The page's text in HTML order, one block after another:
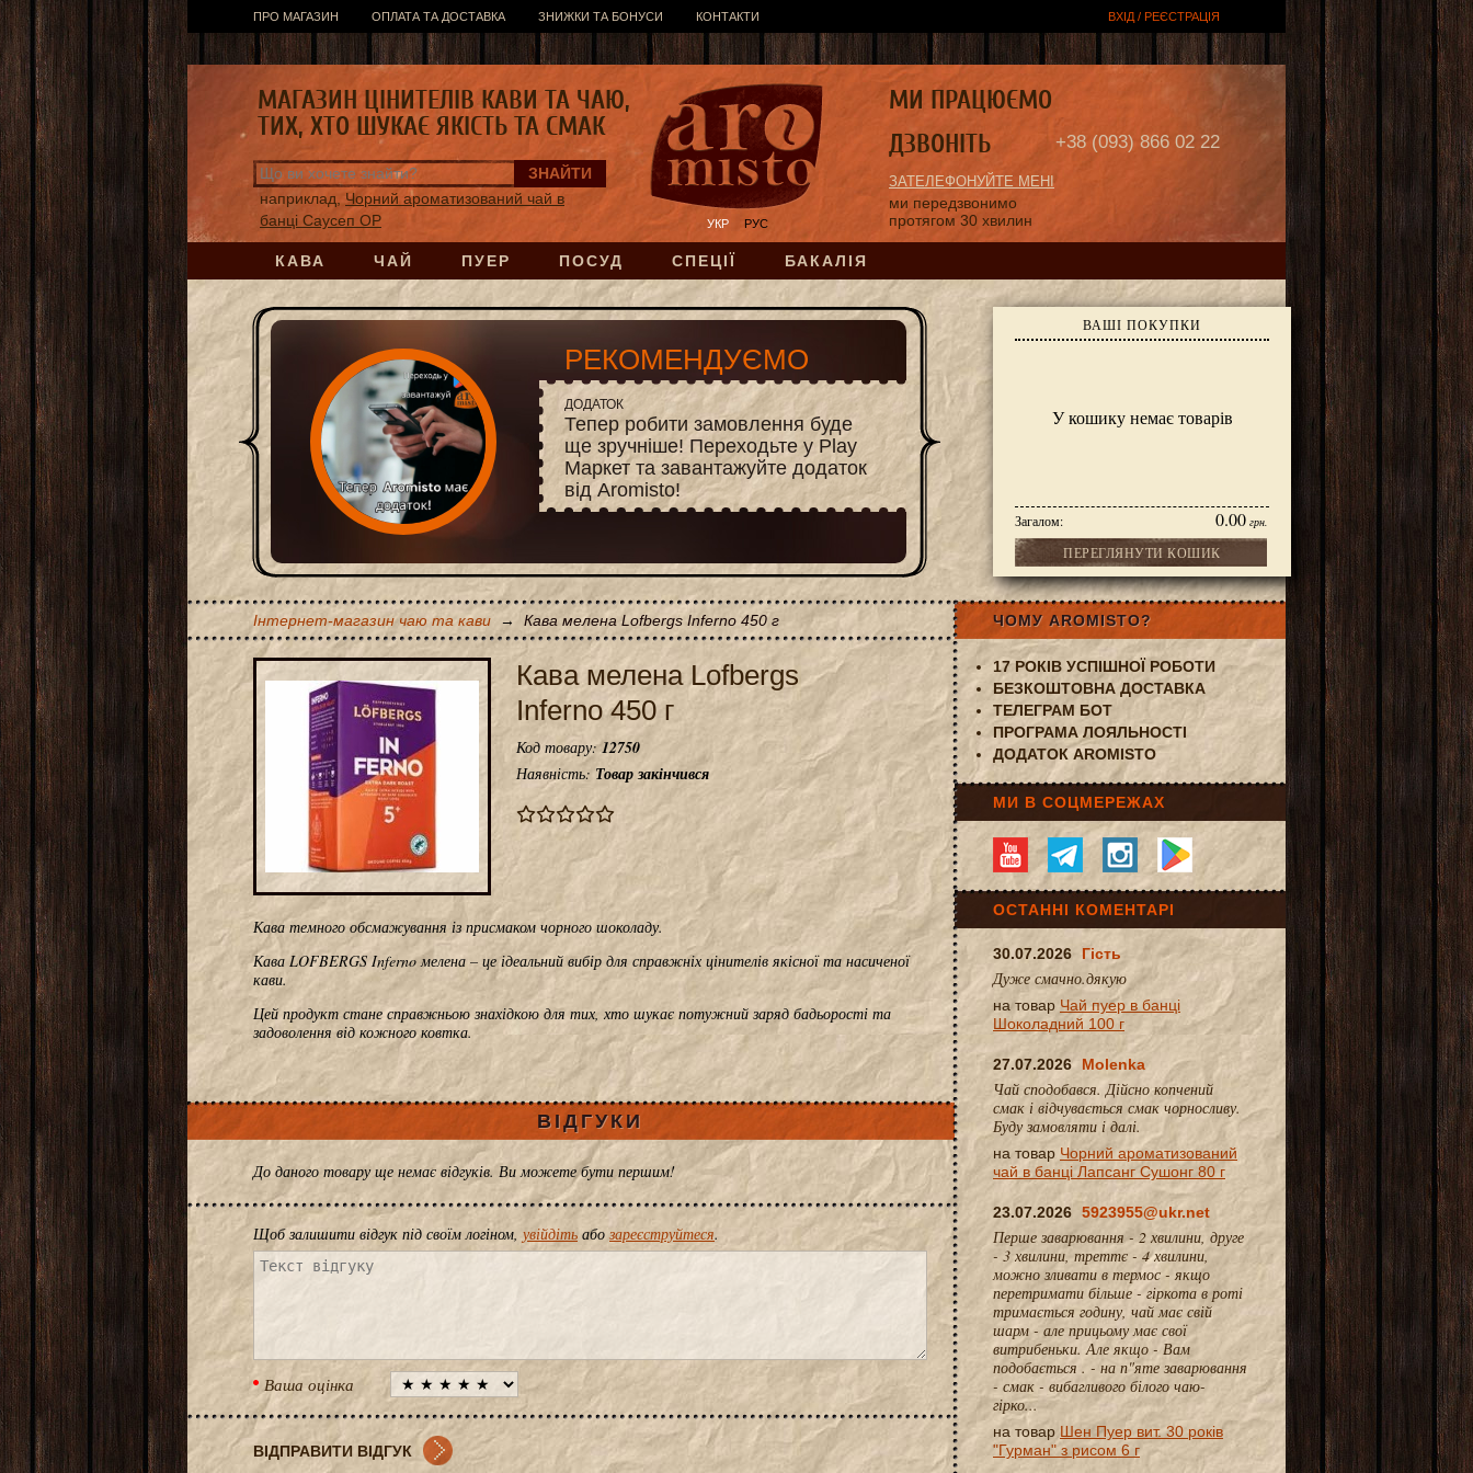
ПРО МАГАЗИН ОПЛАТА ТА ДОСТАВКА ЗНИЖКИ ТА БОНУСИ КОНТАКТИ ВХІД / РЕЄСТРАЦІЯ
КАВА ЧАЙ ПУЕР ПОСУД СПЕЦІЇ БАКАЛІЯ
УКР РУС
наприклад, Чорний ароматизований чай в
банці Саусеп ОР
ВАШІ ПОКУПКИ
У кошику немає товарів
Загалом: 0.00 грн.
ПЕРЕГЛЯНУТИ КОШИК
+38 (093) 866 02 22
ЗАТЕЛЕФОНУЙТЕ МЕНІ
ми передзвонимо
протягом 30 хвилин
МАГАЗИН ЦІНИТЕЛІВ КАВИ ТА ЧАЮ,
ТИХ, ХТО ШУКАЄ ЯКІСТЬ ТА СМАК
МИ ПРАЦЮЄМО
ДЗВОНІТЬ
РЕКОМЕНДУЄМО
ДОДАТОК
Тепер робити замовлення буде
ще зручніше! Переходьте у Play
Маркет та завантажуйте додаток
від Aromisto!
Інтернет-магазин чаю та кави → Кава мелена Lofbergs Inferno 450 г
Кава мелена Lofbergs
Inferno 450 г
Код товару:12750
Наявність: Товар закінчився
Кава темного обсмажування із присмаком чорного шоколаду.
Кава LOFBERGS Inferno мелена – це ідеальний вибір для справжніх цінителів якісної та насиченої
кави.
Цей продукт стане справжньою знахідкою для тих, хто шукає потужний заряд бадьорості та
задоволення від кожного ковтка.
ВІДГУКИ
До даного товару ще немає відгуків. Ви можете бути першим!
Щоб залишити відгук під своїм логіном, увійдіть абозареєструйтеся.
Ваша оцінка
ЧОМУ AROMISTO?
17 РОКІВ УСПІШНОЇ РОБОТИ
БЕЗКОШТОВНА ДОСТАВКА
ТЕЛЕГРАМ БОТ
ПРОГРАМА ЛОЯЛЬНОСТІ
ДОДАТОК AROMISTO
МИ В СОЦМЕРЕЖАХ
ОСТАННІ КОМЕНТАРІ
30.07.2026 Гість
Дуже смачно.дякую
на товар Чай пуер в банці
Шоколадний 100 г
27.07.2026 Molenka
Чай сподобався. Дійсно копчений
смак і відчувається смак чорносливу.
Буду замовляти і далі.
на товар Чорний ароматизований
чай в банці Лапсанг Сушонг 80 г
23.07.2026 5923955@ukr.net
Перше заварювання - 2 хвилини, друге
- 3 хвилини, треттє - 4 хвилини,
можно зливати в термос - якщо
перетримати більше - гіркота в роті
тримається годину, чай має свій
шарм - але прицьому має свої
витрибеньки. Але якщо - Вам
подобається . - на п"яте заварювання
- смак - вибагливого білого чаю-
гірко...
на товар Шен Пуер вит. 30 років
"Гурман" з рисом 6 г